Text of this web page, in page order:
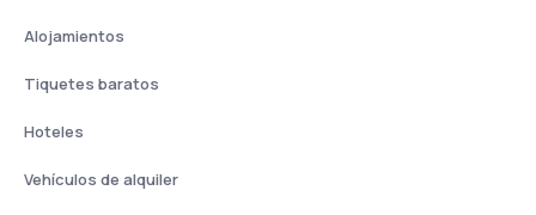
Alojamientos
Tiquetes baratos
Hoteles
Vehículos de alquiler